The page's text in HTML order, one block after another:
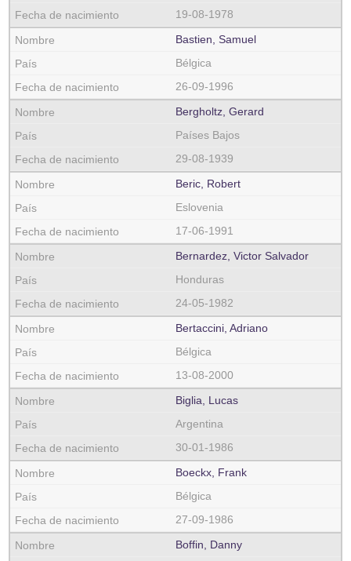
19-08-1978
Bastien, Samuel
Bélgica
26-09-1996
Bergholtz, Gerard
Países Bajos
29-08-1939
Beric, Robert
Eslovenia
17-06-1991
Bernardez, Victor Salvador
Honduras
24-05-1982
Bertaccini, Adriano
Bélgica
13-08-2000
Biglia, Lucas
Argentina
30-01-1986
Boeckx, Frank
Bélgica
27-09-1986
Boffin, Danny